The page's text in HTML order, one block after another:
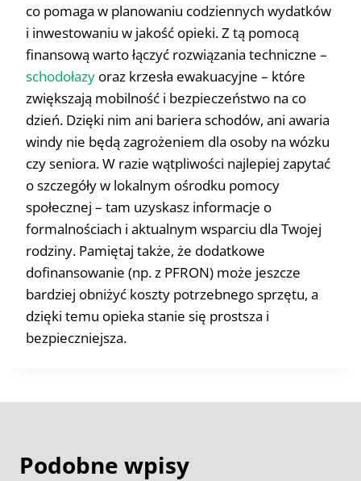
co pomaga w planowaniu codziennych wydatków
i inwestowaniu w jakość opieki. Z tą pomocą
finansową warto łączyć rozwiązania techniczne –
schodołazy oraz krzesła ewakuacyjne – które
zwiększają mobilność i bezpieczeństwo na co
dzień. Dzięki nim ani bariera schodów, ani awaria
windy nie będą zagrożeniem dla osoby na wózku
czy seniora. W razie wątpliwości najlepiej zapytać
o szczegóły w lokalnym ośrodku pomocy
społecznej – tam uzyskasz informacje o
formalnościach i aktualnym wsparciu dla Twojej
rodziny. Pamiętaj także, że dodatkowe
dofinansowanie (np. z PFRON) może jeszcze
bardziej obniżyć koszty potrzebnego sprzętu, a
dzięki temu opieka stanie się prostsza i
bezpieczniejsza.
Podobne wpisy